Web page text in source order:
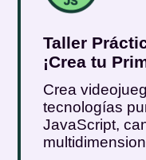
Taller
¡Crea tu
Crea
tecnologías
JavaScript,